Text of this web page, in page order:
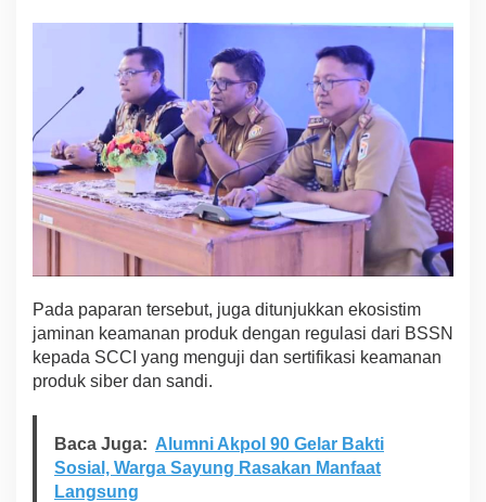
Pada paparan tersebut, juga ditunjukkan ekosistim
jaminan keamanan produk dengan regulasi dari BSSN
kepada SCCI yang menguji dan sertifikasi keamanan
produk siber dan sandi.
Baca Juga: Alumni Akpol 90 Gelar Bakti
Sosial, Warga Sayung Rasakan Manfaat
Langsung